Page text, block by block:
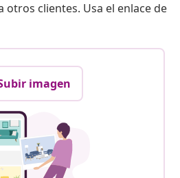
otros clientes. Usa el enlace de
imagen